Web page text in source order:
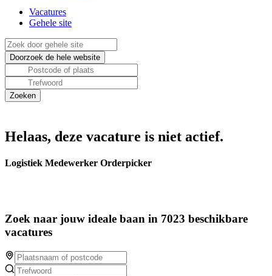
Vacatures
Gehele site
Helaas, deze vacature is niet actief.
Logistiek Medewerker Orderpicker
Zoek naar jouw ideale baan in 7023 beschikbare
vacatures